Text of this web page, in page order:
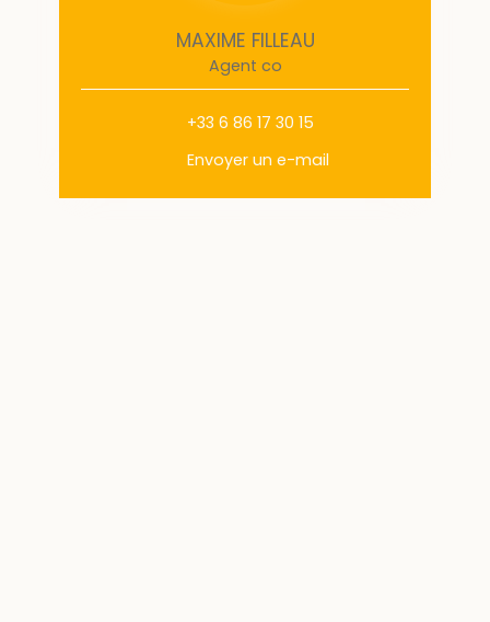
MAXIME FILLEAU
Agent co
+33 6 86 17 30 15
Envoyer un e-mail